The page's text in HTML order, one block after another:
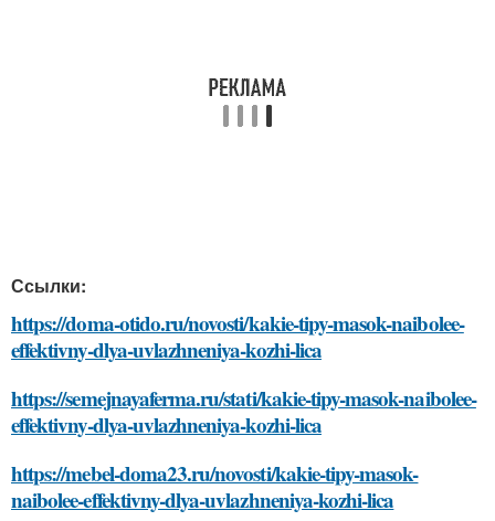
Ссылки:
https://doma-otido.ru/novosti/kakie-tipy-masok-naibolee-
effektivny-dlya-uvlazhneniya-kozhi-lica
https://semejnayaferma.ru/stati/kakie-tipy-masok-naibolee-
effektivny-dlya-uvlazhneniya-kozhi-lica
https://mebel-doma23.ru/novosti/kakie-tipy-masok-
naibolee-effektivny-dlya-uvlazhneniya-kozhi-lica